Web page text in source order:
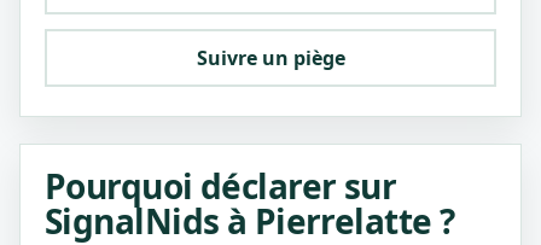
Suivre un piège
Pourquoi déclarer sur
SignalNids à Pierrelatte ?